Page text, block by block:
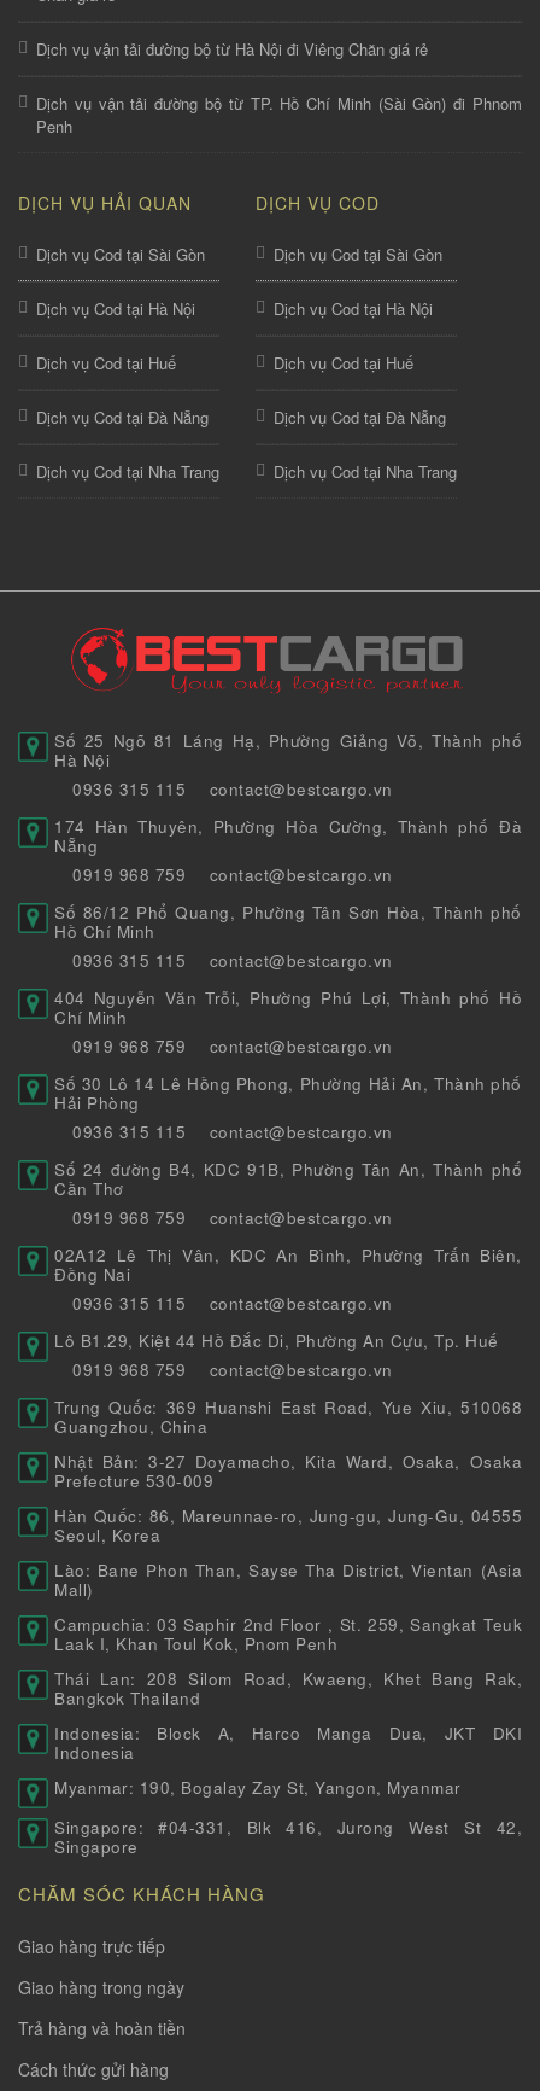
Dịch vụ vận tải đường bộ từ Hà Nội đi Viêng Chăn giá rẻ
Dịch vụ vận tải đường bộ từ TP. Hồ Chí Minh (Sài Gòn) đi Phnom
Penh
DỊCH VỤ HẢI QUAN
Dịch vụ Cod tại Sài Gòn
Dịch vụ Cod tại Hà Nội
Dịch vụ Cod tại Huế
Dịch vụ Cod tại Đà Nẵng
Dịch vụ Cod tại Nha Trang
DỊCH VỤ COD
Dịch vụ Cod tại Sài Gòn
Dịch vụ Cod tại Hà Nội
Dịch vụ Cod tại Huế
Dịch vụ Cod tại Đà Nẵng
Dịch vụ Cod tại Nha Trang
Số 25 Ngõ 81 Láng Hạ, Phường Giảng Võ, Thành phố
Hà Nội
0936 315 115
contact@bestcargo.vn
174 Hàn Thuyên, Phường Hòa Cường, Thành phố Đà
Nẵng
0919 968 759
contact@bestcargo.vn
Số 86/12 Phổ Quang, Phường Tân Sơn Hòa, Thành phố
Hồ Chí Minh
0936 315 115
contact@bestcargo.vn
404 Nguyễn Văn Trỗi, Phường Phú Lợi, Thành phố Hồ
Chí Minh
0919 968 759
contact@bestcargo.vn
Số 30 Lô 14 Lê Hồng Phong, Phường Hải An, Thành phố
Hải Phòng
0936 315 115
contact@bestcargo.vn
Số 24 đường B4, KDC 91B, Phường Tân An, Thành phố
Cần Thơ
0919 968 759
contact@bestcargo.vn
02A12 Lê Thị Vân, KDC An Bình, Phường Trấn Biên,
Đồng Nai
0936 315 115
contact@bestcargo.vn
Lô B1.29, Kiệt 44 Hồ Đắc Di, Phường An Cựu, Tp. Huế
0919 968 759
contact@bestcargo.vn
Trung Quốc: 369 Huanshi East Road, Yue Xiu, 510068
Guangzhou, China
Nhật Bản: 3-27 Doyamacho, Kita Ward, Osaka, Osaka
Prefecture 530-009
Hàn Quốc: 86, Mareunnae-ro, Jung-gu, Jung-Gu, 04555
Seoul, Korea
Lào: Bane Phon Than, Sayse Tha District, Vientan (Asia
Mall)
Campuchia: 03 Saphir 2nd Floor , St. 259, Sangkat Teuk
Laak I, Khan Toul Kok, Pnom Penh
Thái Lan: 208 Silom Road, Kwaeng, Khet Bang Rak,
Bangkok Thailand
Indonesia: Block A, Harco Manga Dua, JKT DKI
Indonesia
Myanmar: 190, Bogalay Zay St, Yangon, Myanmar
Singapore: #04-331, Blk 416, Jurong West St 42,
Singapore
CHĂM SÓC KHÁCH HÀNG
Giao hàng trực tiếp
Giao hàng trong ngày
Trả hàng và hoàn tiền
Cách thức gửi hàng